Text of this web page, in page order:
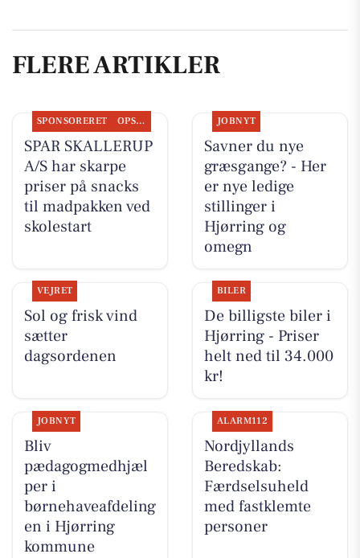
FLERE ARTIKLER
SPONSORERET OPSLAGSTAVLEN
SPAR SKALLERUP
A/S har skarpe
priser på snacks
til madpakken ved
skolestart
JOBNYT
Savner du nye
græsgange? - Her
er nye ledige
stillinger i
Hjørring og
omegn
VEJRET
Sol og frisk vind
sætter
dagsordenen
BILER
De billigste biler i
Hjørring - Priser
helt ned til 34.000
kr!
JOBNYT
Bliv
pædagogmedhjæl
per i
børnehaveafdeling
en i Hjørring
kommune
ALARM112
Nordjyllands
Beredskab:
Færdselsuheld
med fastklemte
personer